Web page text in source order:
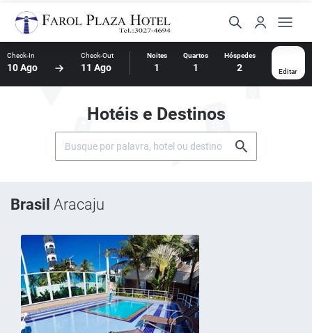
Check-In
10 Ago
Check-Out
11 Ago
Noites
1
Quartos
1
Hóspedes
2 Editar
Hotéis e Destinos
Brasil Aracaju